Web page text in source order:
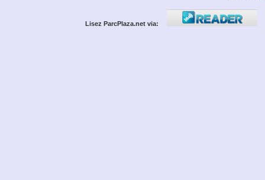
Lisez ParcPlaza.net via: